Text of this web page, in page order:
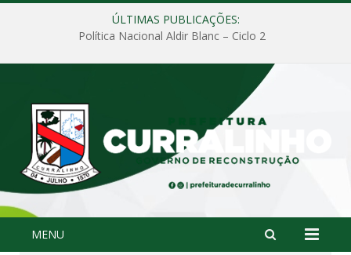
ÚLTIMAS PUBLICAÇÕES:
Política Nacional Aldir Blanc – Ciclo 2
MENU